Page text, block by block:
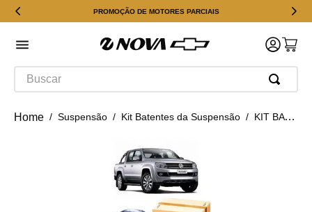
PROMOÇÃO DE MOTORES PARCIAIS
Buscar
Suspensão Kit Batentes da Suspensão KIT BATENTE DIANT AMAROK 10/ TKC01112 COFAP